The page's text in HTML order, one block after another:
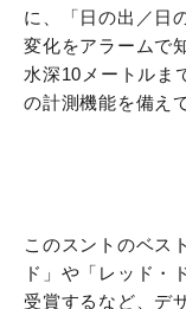
に、「日の出／日
変化をアラームで
水深10メートルま
の計測機能を備え
このスントのベス
ド」や「レッド・
受賞するなど、デ